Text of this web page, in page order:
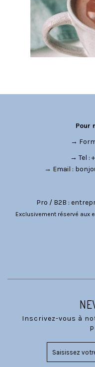
Pour
→
→ Tel :
→ Email :
Pro / B2B :
Exclusivement réservé aux
Inscrivez-vous à